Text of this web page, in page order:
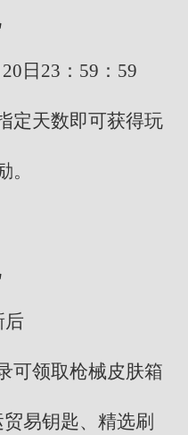
日23：59：59
定天数即可获得玩
后
可领取枪械皮肤箱
易钥匙、精选刷